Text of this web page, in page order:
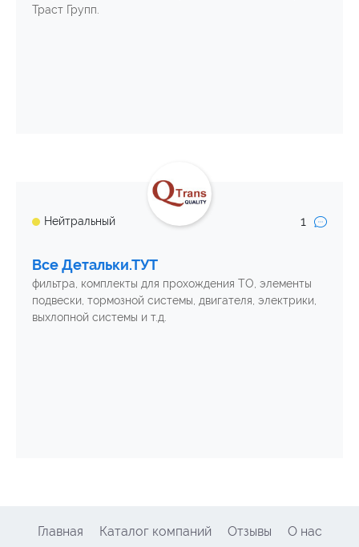
Траст Групп.
Нейтральный 1
Все Детальки.ТУТ
фильтра, комплекты для прохождения ТО, элементы
подвески, тормозной системы, двигателя, электрики,
выхлопной системы и т.д.
Главная Каталог компаний Отзывы
О нас